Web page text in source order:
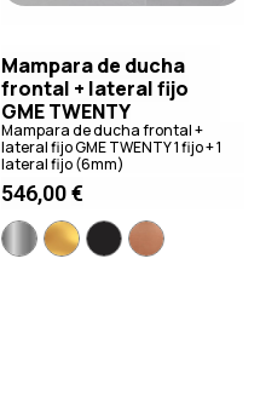
Mampara de ducha
frontal + lateral fijo
GME TWENTY
Mampara de ducha frontal +
lateral fijo GME TWENTY 1 fijo + 1
lateral fijo (6mm)
546,00€